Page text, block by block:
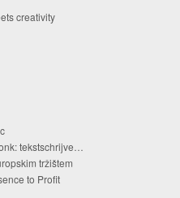
creativity
contentstrategie, scherpe teksten en creatieve uitingen
tržištem
to Profit